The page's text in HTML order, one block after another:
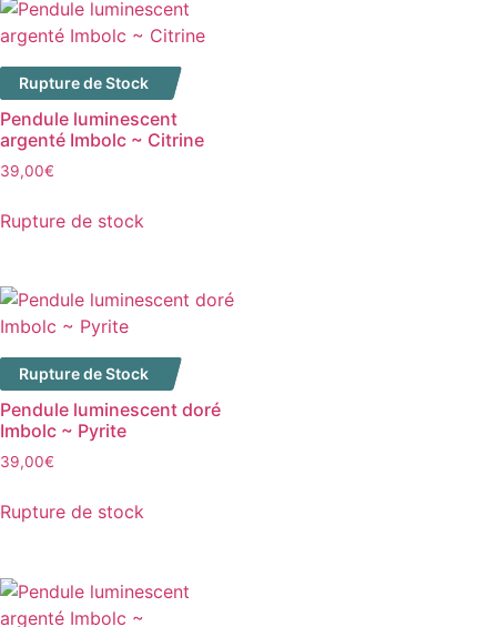
Rupture de Stock
Pendule luminescent
argenté Imbolc ~ Citrine
39,00€
Rupture de stock
Rupture de Stock
Pendule luminescent doré
Imbolc ~ Pyrite
39,00€
Rupture de stock